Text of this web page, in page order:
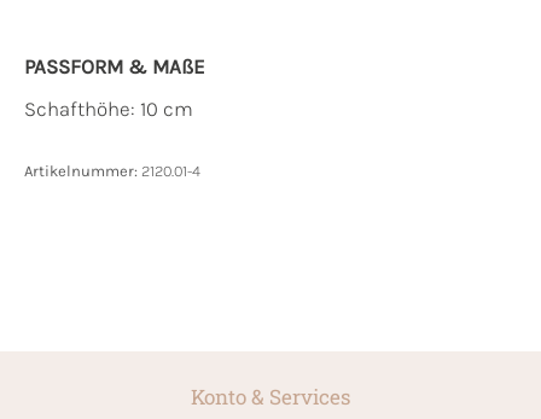
PASSFORM & MAẞE
Schafthöhe: 10 cm
Artikelnummer: 2120.01-4
Konto & Services